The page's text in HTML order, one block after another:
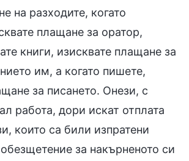
на разходите, когато
плащане за оратор,
книги, изисквате плащане за
им, а когато пишете,
за писането. Онези, с
работа, дори искат отплата
които са били изпратени
за накърненото си